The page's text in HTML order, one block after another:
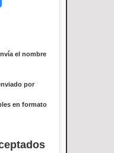
el nombre
por
en formato